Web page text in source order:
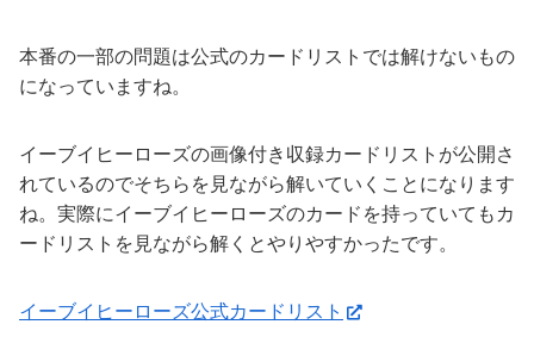
本番の一部の問題は公式のカードリストでは解けないもの
になっていますね。
イーブイヒーローズの画像付き収録カードリストが公開さ
れているのでそちらを見ながら解いていくことになります
ね。実際にイーブイヒーローズのカードを持っていてもカ
ードリストを見ながら解くとやりやすかったです。
イーブイヒーローズ公式カードリスト